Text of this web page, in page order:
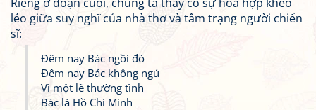
léo giữa suy nghĩ của nhà thơ và tâm trạng người chiến
sĩ:
Đêm nay Bác ngồi đó
Đêm nay Bác không ngủ
Vì một lẽ thường tình
Bác là Hồ Chí Minh